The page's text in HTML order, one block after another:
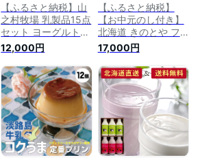
【ふるさと納税】山
之村牧場 乳製品15点
セット ヨーグルト
飲むヨーグルト ミル
クプリン 乳製品 詰
合せ 詰め合わせ ギ
フト プレゼント
[Q2038]12000円
12,000円
【ふるさと納税】
【お中元のし付き】
北海道 きのとや フ
ィナンシェ ＆ ユー
トピア ギフト 飲む
ヨーグルト フィナン
シェ プリン 【 お
菓子 焼菓子 たまご
プリン スイーツ 乳
飲料 乳製品 おやつ
洋菓子 】 お届け：
2023年7月上旬から
2023年8月中旬まで
17,000円